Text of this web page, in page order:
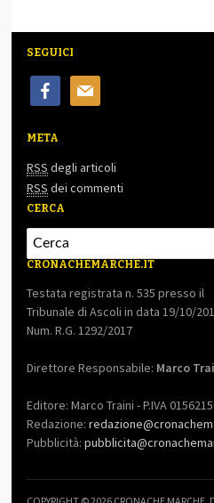
SEGUICI
facebookmail
META
RSS degli articoli
RSS dei commenti
CERCA
CRONACHEMARCHE.IT
Testata registrata n. 535 presso il
Tribunale di Ascoli in data 19/10/
Num. R.G. 1292/2017
Direttore Responsabile: Marco
Editore: Marco Traini - P.IVA
Redazione:
Pubblicità: